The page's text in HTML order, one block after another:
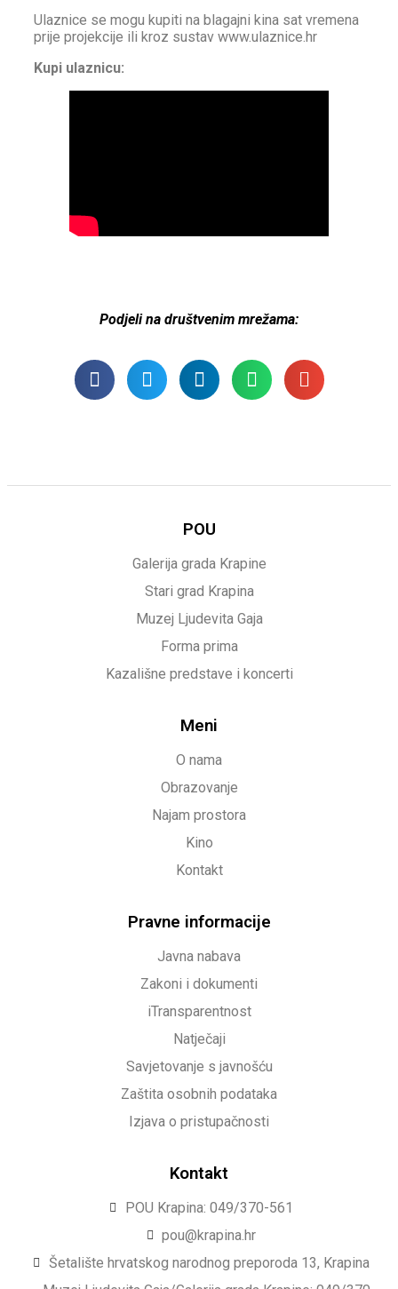
Ulaznice se mogu kupiti na blagajni kina sat vremena
prije projekcije ili kroz sustav www.ulaznice.hr
Kupi ulaznicu:
Podjeli na društvenim mrežama:
POU
Galerija grada Krapine
Stari grad Krapina
Muzej Ljudevita Gaja
Forma prima
Kazališne predstave i koncerti
Meni
O nama
Obrazovanje
Najam prostora
Kino
Kontakt
Pravne informacije
Javna nabava
Zakoni i dokumenti
iTransparentnost
Natječaji
Savjetovanje s javnošću
Zaštita osobnih podataka
Izjava o pristupačnosti
Kontakt
POU Krapina: 049/370-561
pou@krapina.hr
Šetalište hrvatskog narodnog preporoda 13, Krapina